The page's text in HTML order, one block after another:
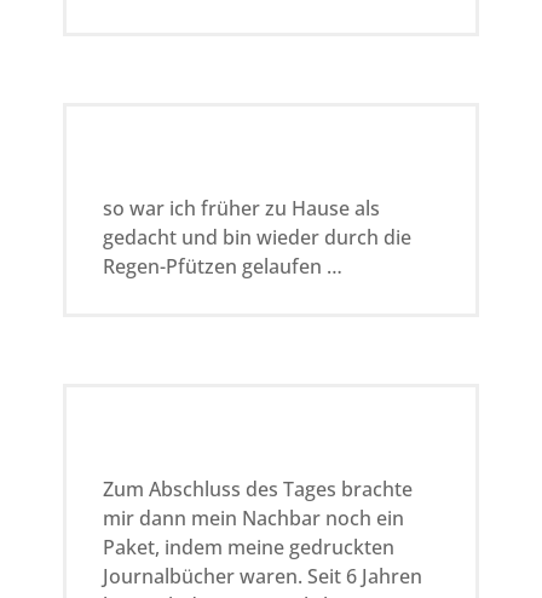
so war ich früher zu Hause als
gedacht und bin wieder durch die
Regen-Pfützen gelaufen …
Zum Abschluss des Tages brachte
mir dann mein Nachbar noch ein
Paket, indem meine gedruckten
Journalbücher waren. Seit 6 Jahren